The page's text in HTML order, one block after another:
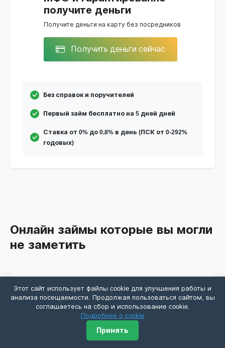
получите деньги
Получите деньги на карту без посредников
Получить деньги сейчас
Без справок и поручителей
Первый займ бесплатно на 5 дней дней
Ставка от 0% до 0.8% в день (ПСК от 0-292%
годовых)
Онлайн займы которые вы могли
не заметить
Молодые Деньги
Этот сайт использует файлы cookie для улучшения работы и
анализа посещаемости. Продолжая пользоваться сайтом, вы
соглашаетесь на сбор и использование cookie.
Подробнее о cookie
Принять